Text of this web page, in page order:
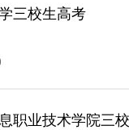
三校生高考
职业技术学院三